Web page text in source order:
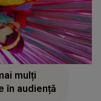
mulți
în audiență